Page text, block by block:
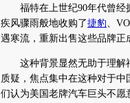
福特在上世纪90年代曾经
疾风骤雨般地收购了捷豹、
遇寒流，重新出售这些品牌正
这种背景显然无助于理解福
质疑，焦点集中在这种对于
们认为美国老牌汽车巨头不